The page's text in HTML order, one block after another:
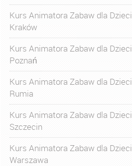
Kurs Animatora Zabaw dla Dzieci
Kraków
Kurs Animatora Zabaw dla Dzieci
Poznań
Kurs Animatora Zabaw dla Dzieci
Rumia
Kurs Animatora Zabaw dla Dzieci
Szczecin
Kurs Animatora Zabaw dla Dzieci
Warszawa